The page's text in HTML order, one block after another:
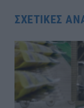
ΣΧΕΤΙΚΈΣ